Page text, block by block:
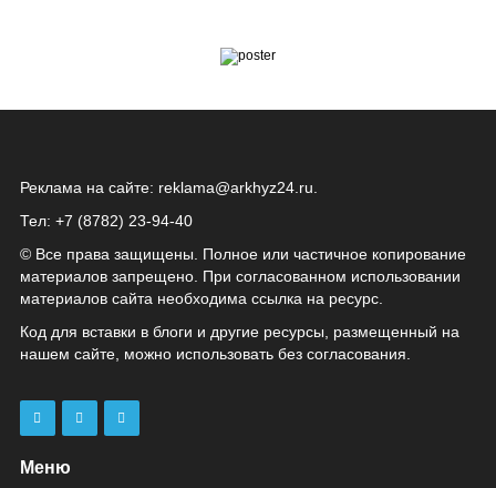
Реклама на сайте: reklama@arkhyz24.ru
Тел: +7 (8782) 23‑94‑40
© Все права защищены. Полное или частичное копирование
материалов запрещено. При согласованном использовании
материалов сайта необходима ссылка на ресурс.
Код для вставки в блоги и другие ресурсы, размещенный на
нашем сайте, можно использовать без согласования.
Меню